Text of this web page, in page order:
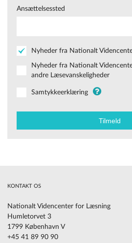
Ansættelsessted
Nyheder fra Nationalt
Nyheder fra Nationalt
andre Læsevanskeligheder
Samtykkeerklæring
KONTAKT OS
Nationalt Videncenter for Læsning
Humletorvet 3
1799 København V
+45 41 89 90 90